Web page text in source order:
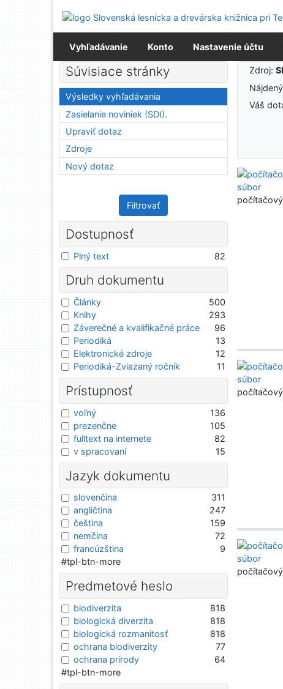
Prejsť na menu
Prehlásenie o webovej prístupnosti
Vyhľadávanie Konto Nastavenie účtu
Výsledky vyhľadávania
Zdroj:
Váš
Súvisiace stránky
Výsledky vyhľadávania
Zasielanie noviniek (SDI).
Upraviť dotaz
Zdroje
Nový dotaz
Filtrovať
Dostupnosť
Plný text 82
Druh dokumentu
Články
500
Knihy
293
Záverečné a kvalifikačné práce
96
Periodiká
13
Elektronické zdroje
12
Periodiká-Zviazaný ročník
11
Prístupnosť
voľný
136
prezenčne
105
fulltext na internete
82
v spracovaní
15
Jazyk dokumentu
slovenčina
311
angličtina
247
čeština
159
nemčina
72
francúzština
9
#tpl-btn-more
Predmetové heslo
biodiverzita
818
biologická diverzita
818
biologická rozmanitosť
818
ochrana biodiverzity
77
ochrana prírody
64
#tpl-btn-more